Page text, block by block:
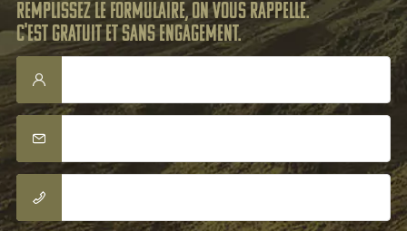
Remplissez le formulaire, on vous rappelle.
C'est gratuit et sans engagement.